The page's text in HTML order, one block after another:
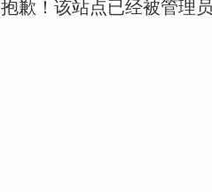
抱歉！该站点已经被管理